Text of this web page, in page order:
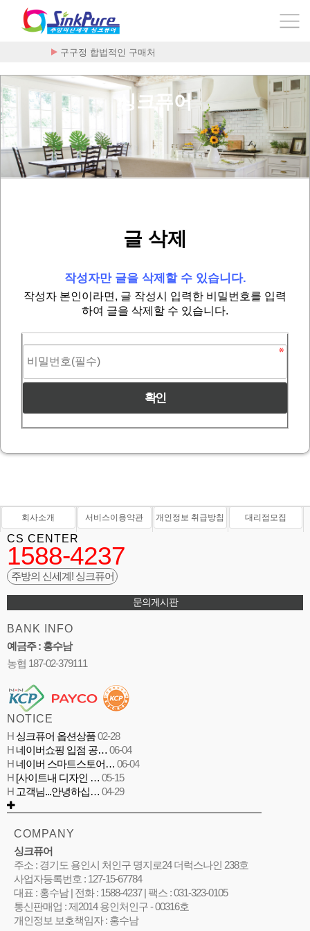
구구정 합법적인 구매처
싱크퓨어
글 삭제
작성자만 글을 삭제할 수 있습니다.
작성자 본인이라면, 글 작성시 입력한 비밀번호를 입력
하여 글을 삭제할 수 있습니다.
회사소개 서비스이용약관 개인정보 취급방침 대리점모집
CS CENTER
1588-4237
주방의 신세계! 싱크퓨어
문의게시판
BANK INFO
예금주 : 홍수남
농협 187-02-379111
NOTICE
H 싱크퓨어 옵션상품02-28
H 네이버쇼핑 입점 공… 06-04
H 네이버 스마트스토어… 06-04
H [사이트내 디자인 … 05-15
H 고객님...안녕하십… 04-29
COMPANY
싱크퓨어
주소 : 경기도 용인시 처인구 명지로24 더럭스나인 238호
사업자등록번호 : 127-15-67784
대표 : 홍수남 | 전화 : 1588-4237 | 팩스 : 031-323-0105
통신판매업 : 제2014 용인처인구 - 00316호
개인정보 보호책임자 : 홍수남